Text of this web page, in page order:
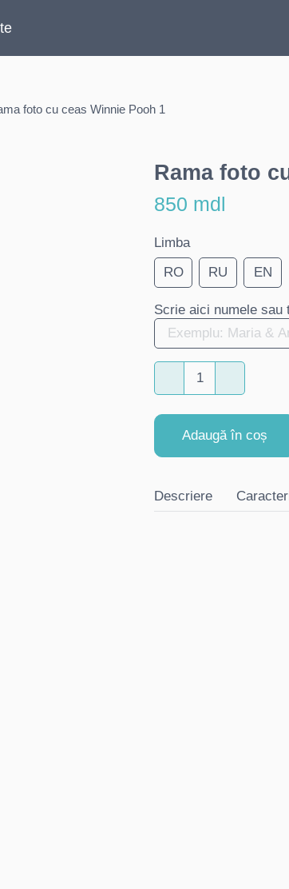
foto cu ceas Winnie Pooh 1
Rama foto
850 mdl
Limba
RO
RU EN
Scrie aici numele sau
Adaugă în coș
Descriere